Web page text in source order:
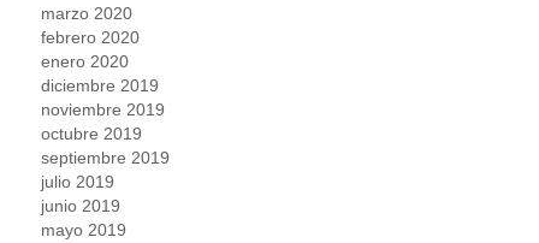
marzo 2020
febrero 2020
enero 2020
diciembre 2019
noviembre 2019
octubre 2019
septiembre 2019
julio 2019
junio 2019
mayo 2019